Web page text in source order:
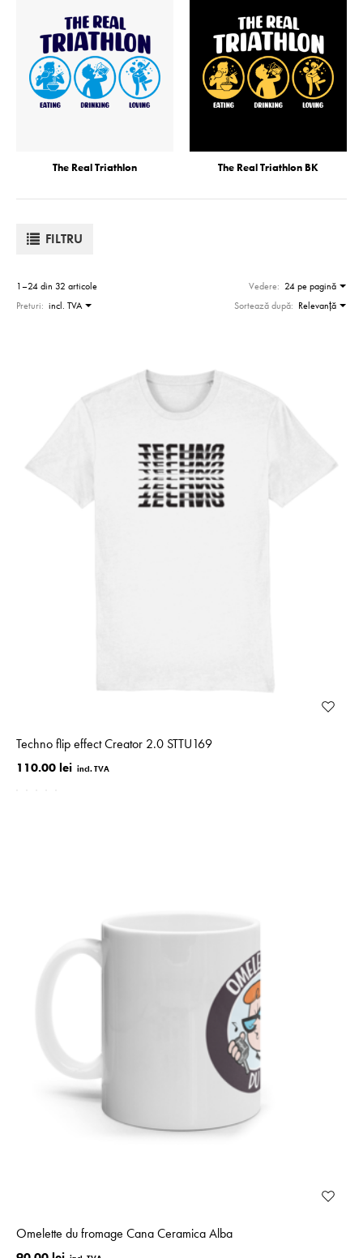
The Real Triathlon The Real Triathlon BK
FILTRU
1–24 din 32 articole Vedere: 24 pe pagină
Preturi: incl. TVA Sortează după: Relevanţă
Techno flip effect Creator 2.0 STTU169
110.00 lei
Omelette du fromage Cana Ceramica Alba